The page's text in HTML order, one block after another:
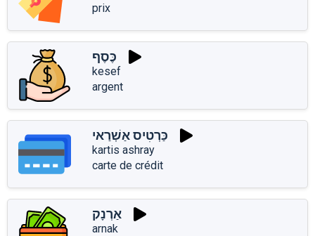
prix
כֶּסֶף
kesef
argent
כַּרְטִיס אַשְׁרַאי
kartis ashray
carte de crédit
אַרְנָק
arnak